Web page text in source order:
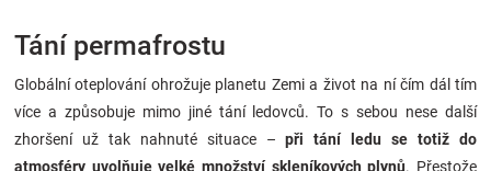
Tání permafrostu
Globální oteplování ohrožuje planetu Zemi a život na ní čím dál tím
více a způsobuje mimo jiné tání ledovců. To s sebou nese další
zhoršení už tak nahnuté situace –při tání ledu se totiž do
atmosféry uvolňuje velké množství skleníkových plynů. Přestože